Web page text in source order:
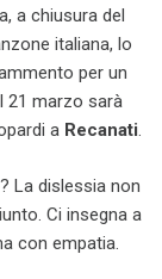
a chiusura del
italiana, lo
per un
21 marzo sarà
a Recanati.
La dislessia non
Ci insegna a
con empatia.